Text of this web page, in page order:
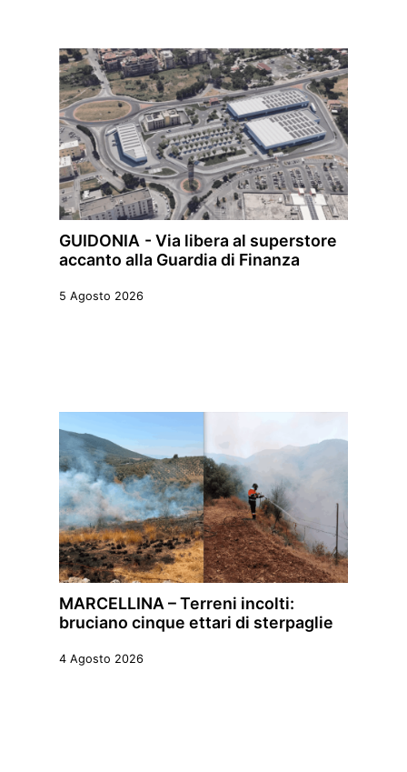
GUIDONIA - Via libera al superstore
accanto alla Guardia di Finanza
5 Agosto 2026
MARCELLINA – Terreni incolti:
bruciano cinque ettari di sterpaglie
4 Agosto 2026